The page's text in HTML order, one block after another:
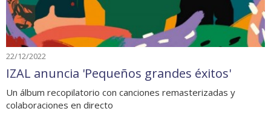
22/12/2022
IZAL anuncia 'Pequeños grandes éxitos'
Un álbum recopilatorio con canciones remasterizadas y
colaboraciones en directo